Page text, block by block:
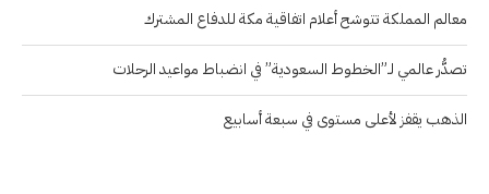
معالم المملكة تتوشح أعلام اتفاقية مكة للدفاع المشترك
تصدُّر عالمي لـ”الخطوط السعودية” في انضباط مواعيد الرحلات
الذهب يقفز لأعلى مستوى في سبعة أسابيع